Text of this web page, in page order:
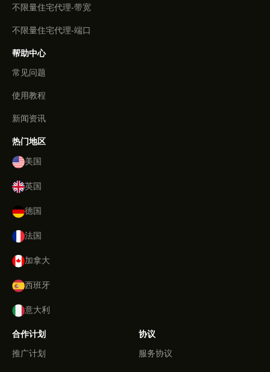
不限量住宅代理-带宽
不限量住宅代理-端口
帮助中心
常见问题
使用教程
新闻资讯
热门地区
美国
英国
德国
法国
加拿大
西班牙
意大利
合作计划
推广计划
协议
服务协议